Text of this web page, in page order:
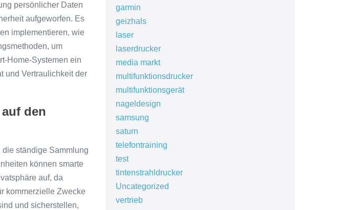
persönlicher Daten
aufgeworfen. Es
implementieren, wie
um
Home-Systemen ein
und Vertraulichkeit der
den
ständige Sammlung
können smarte
auf, da
kommerzielle Zwecke
und sicherstellen,
garmin
geizhals
laser
laserdrucker
media markt
multifunktionsdrucker
multifunktionsgerät
nageldesign
samsung
saturn
telefontraining
test
tintenstrahldrucker
Uncategorized
vertrieb